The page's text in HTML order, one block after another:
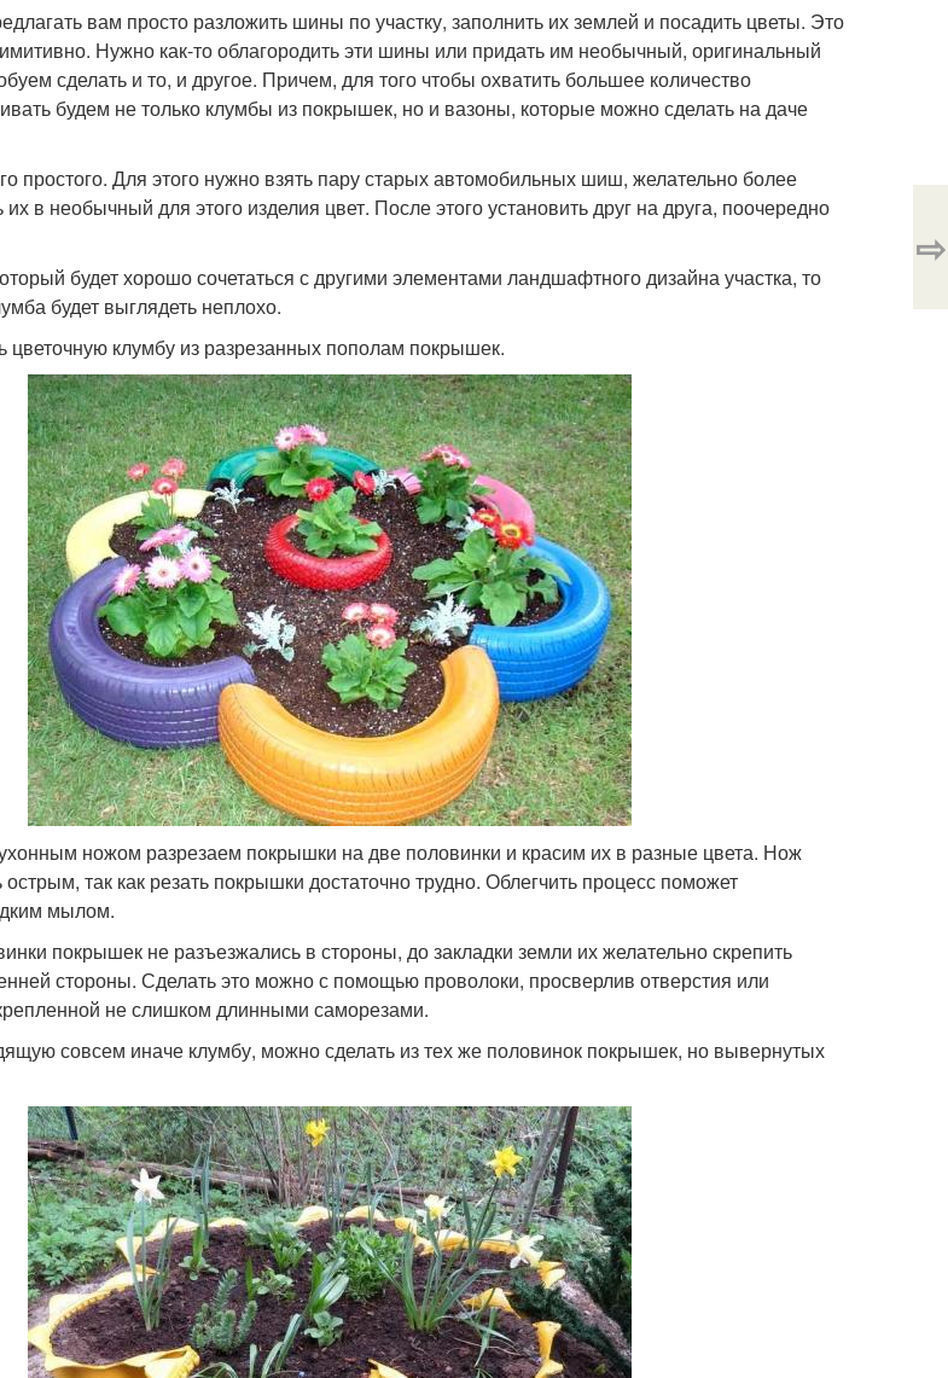
вам просто разложить шины по участку, заполнить их землей и посадить цветы. Это
Нужно как-то облагородить эти шины или придать им необычный, оригинальный
сделать и то, и другое. Причем, для того чтобы охватить большее количество
будем не только клумбы из покрышек, но и вазоны, которые можно сделать на даче
простого. Для этого нужно взять пару старых автомобильных шиш, желательно более
в необычный для этого изделия цвет. После этого установить друг на друга, поочередно
будет хорошо сочетаться с другими элементами ландшафтного дизайна участка, то
будет выглядеть неплохо.
цветочную клумбу из разрезанных пополам покрышек.
ножом разрезаем покрышки на две половинки и красим их в разные цвета. Нож
так как резать покрышки достаточно трудно. Облегчить процесс поможет
мылом.
покрышек не разъезжались в стороны, до закладки земли их желательно скрепить
стороны. Сделать это можно с помощью проволоки, просверлив отверстия или
не слишком длинными саморезами.
совсем иначе клумбу, можно сделать из тех же половинок покрышек, но вывернутых
⇨